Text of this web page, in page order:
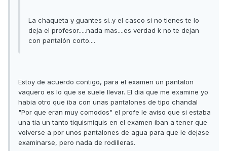
La chaqueta y guantes si..y el casco si no tienes te lo
deja el profesor.....nada mas....es verdad k no te dejan
con pantalón corto....
Estoy de acuerdo contigo, para el examen un pantalon
vaquero es lo que se suele llevar. El dia que me examine yo
habia otro que iba con unas pantalones de tipo chandal
"Por que eran muy comodos" el profe le aviso que si estaba
una tia un tanto tiquismiquis en el examen iban a tener que
volverse a por unos pantalones de agua para que le dejase
examinarse, pero nada de rodilleras.